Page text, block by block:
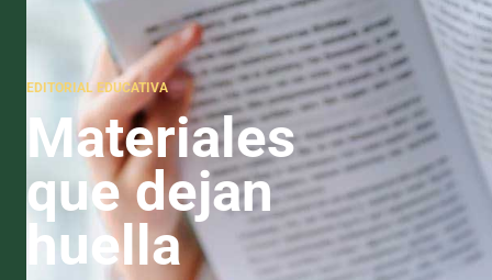
EDITORIAL EDUCATIVA
Materiales
que dejan
huella